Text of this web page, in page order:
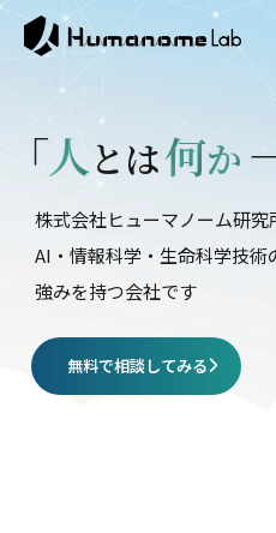
「人とは何か
株式会社ヒューマノーム研究
AI・情報科学・生命科学技術
強みを持つ会社です
無料で相談してみる